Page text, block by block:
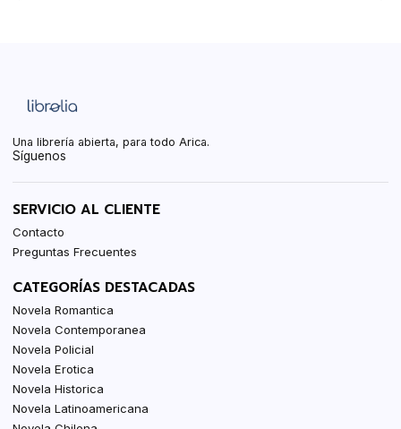
Una librería abierta, para todo Arica.
Síguenos
SERVICIO AL CLIENTE
Contacto
Preguntas Frecuentes
CATEGORÍAS DESTACADAS
Novela Romantica
Novela Contemporanea
Novela Policial
Novela Erotica
Novela Historica
Novela Latinoamericana